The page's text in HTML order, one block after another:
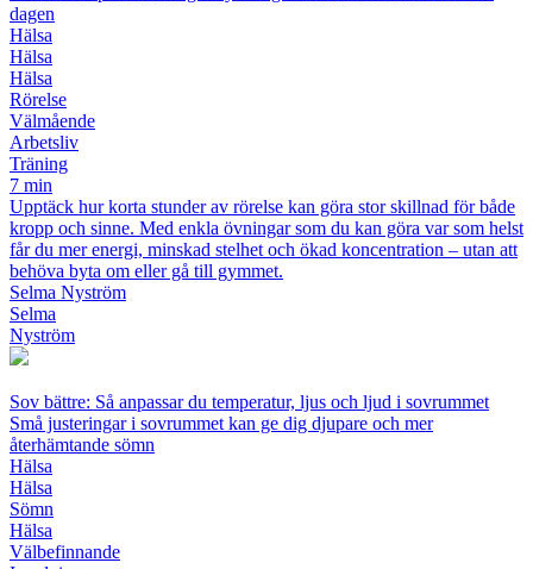
dagen
Hälsa
Hälsa
Hälsa
Rörelse
Välmående
Arbetsliv
Träning
7 min
Upptäck hur korta stunder av rörelse kan göra stor skillnad för både
kropp och sinne. Med enkla övningar som du kan göra var som helst
får du mer energi, minskad stelhet och ökad koncentration – utan att
behöva byta om eller gå till gymmet.
Selma Nyström
Selma
Nyström
Sov bättre: Så anpassar du temperatur, ljus och ljud i sovrummet
Små justeringar i sovrummet kan ge dig djupare och mer
återhämtande sömn
Hälsa
Hälsa
Sömn
Hälsa
Välbefinnande